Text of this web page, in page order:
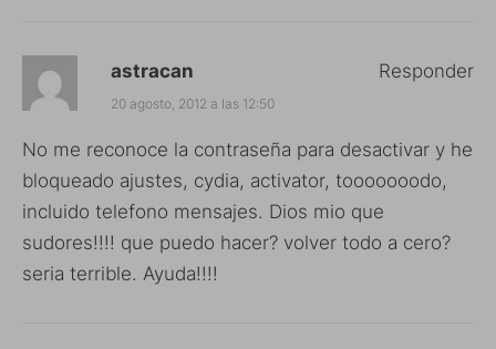
astracan
20 agosto, 2012 a las 12:50
No me reconoce la contraseña para desactivar y he
bloqueado ajustes, cydia, activator, tooooooodo,
incluido telefono mensajes. Dios mio que
sudores!!!! que puedo hacer? volver todo a cero?
seria terrible. Ayuda!!!!
Responder